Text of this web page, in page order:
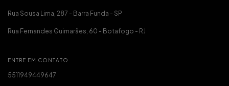
Rua Sousa Lima, 287 - Barra Funda - SP
Rua Fernandes Guimarães, 60 - Botafogo - RJ
ENTRE EM CONTATO
5511949449647